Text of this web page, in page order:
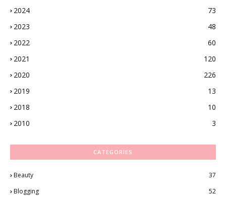
2024
73
2023
48
2022
60
2021
120
2020
226
2019
13
2018
10
2010
3
CATEGORIES
Beauty
37
Blogging
52